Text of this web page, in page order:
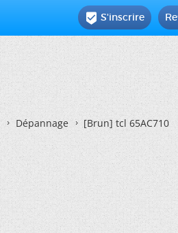
 S'inscrire
Dépannage [Brun]tcl 65AC710